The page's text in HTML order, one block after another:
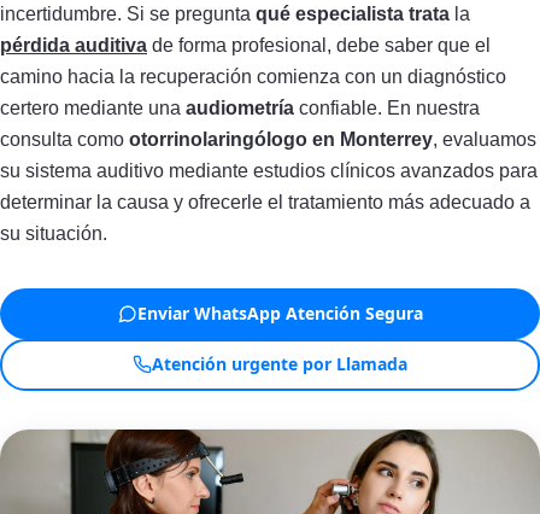
incertidumbre. Si se pregunta qué especialista trata la
pérdida auditiva de forma profesional, debe saber que el
camino hacia la recuperación comienza con un diagnóstico
certero mediante una audiometría confiable. En nuestra
consulta como otorrinolaringólogo en Monterrey, evaluamos
su sistema auditivo mediante estudios clínicos avanzados para
determinar la causa y ofrecerle el tratamiento más adecuado a
su situación.
Enviar WhatsApp Atención Segura
Atención urgente por Llamada